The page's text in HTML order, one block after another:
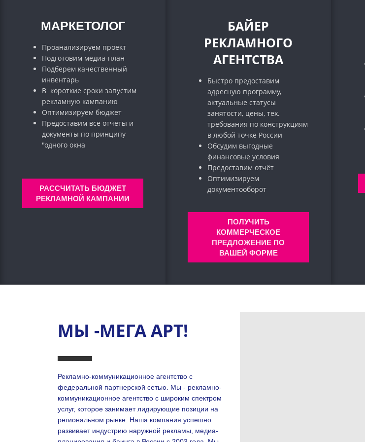
МАРКЕТОЛОГ
Проанализируем проект
Подготовим медиа-план
Подберем качественный
инвентарь
В короткие сроки запустим
рекламную кампанию
Оптимизируем бюджет
Предоставим все отчеты и
документы по принципу
"одного окна
РАССЧИТАТЬ БЮДЖЕТ
РЕКЛАМНОЙ КАМПАНИИ
БАЙЕР
РЕКЛАМНОГО
АГЕНТСТВА
Быстро предоставим
адресную программу,
актуальные статусы
занятости, цены, тех.
требования по конструкциям
в любой точке России
Обсудим выгодные
финансовые условия
Предоставим отчёт
Оптимизируем
документооборот
ПОЛУЧИТЬ
КОММЕРЧЕСКОЕ
ПРЕДЛОЖЕНИЕ ПО
ВАШЕЙ ФОРМЕ
МЫ -МЕГА АРТ!
Рекламно-коммуникационное агентство с
федеральной партнерской сетью. Мы - рекламно-
коммуникационное агентство с широким спектром
услуг, которое занимает лидирующие позиции на
региональном рынке. Наша компания успешно
развивает индустрию наружной рекламы, медиа-